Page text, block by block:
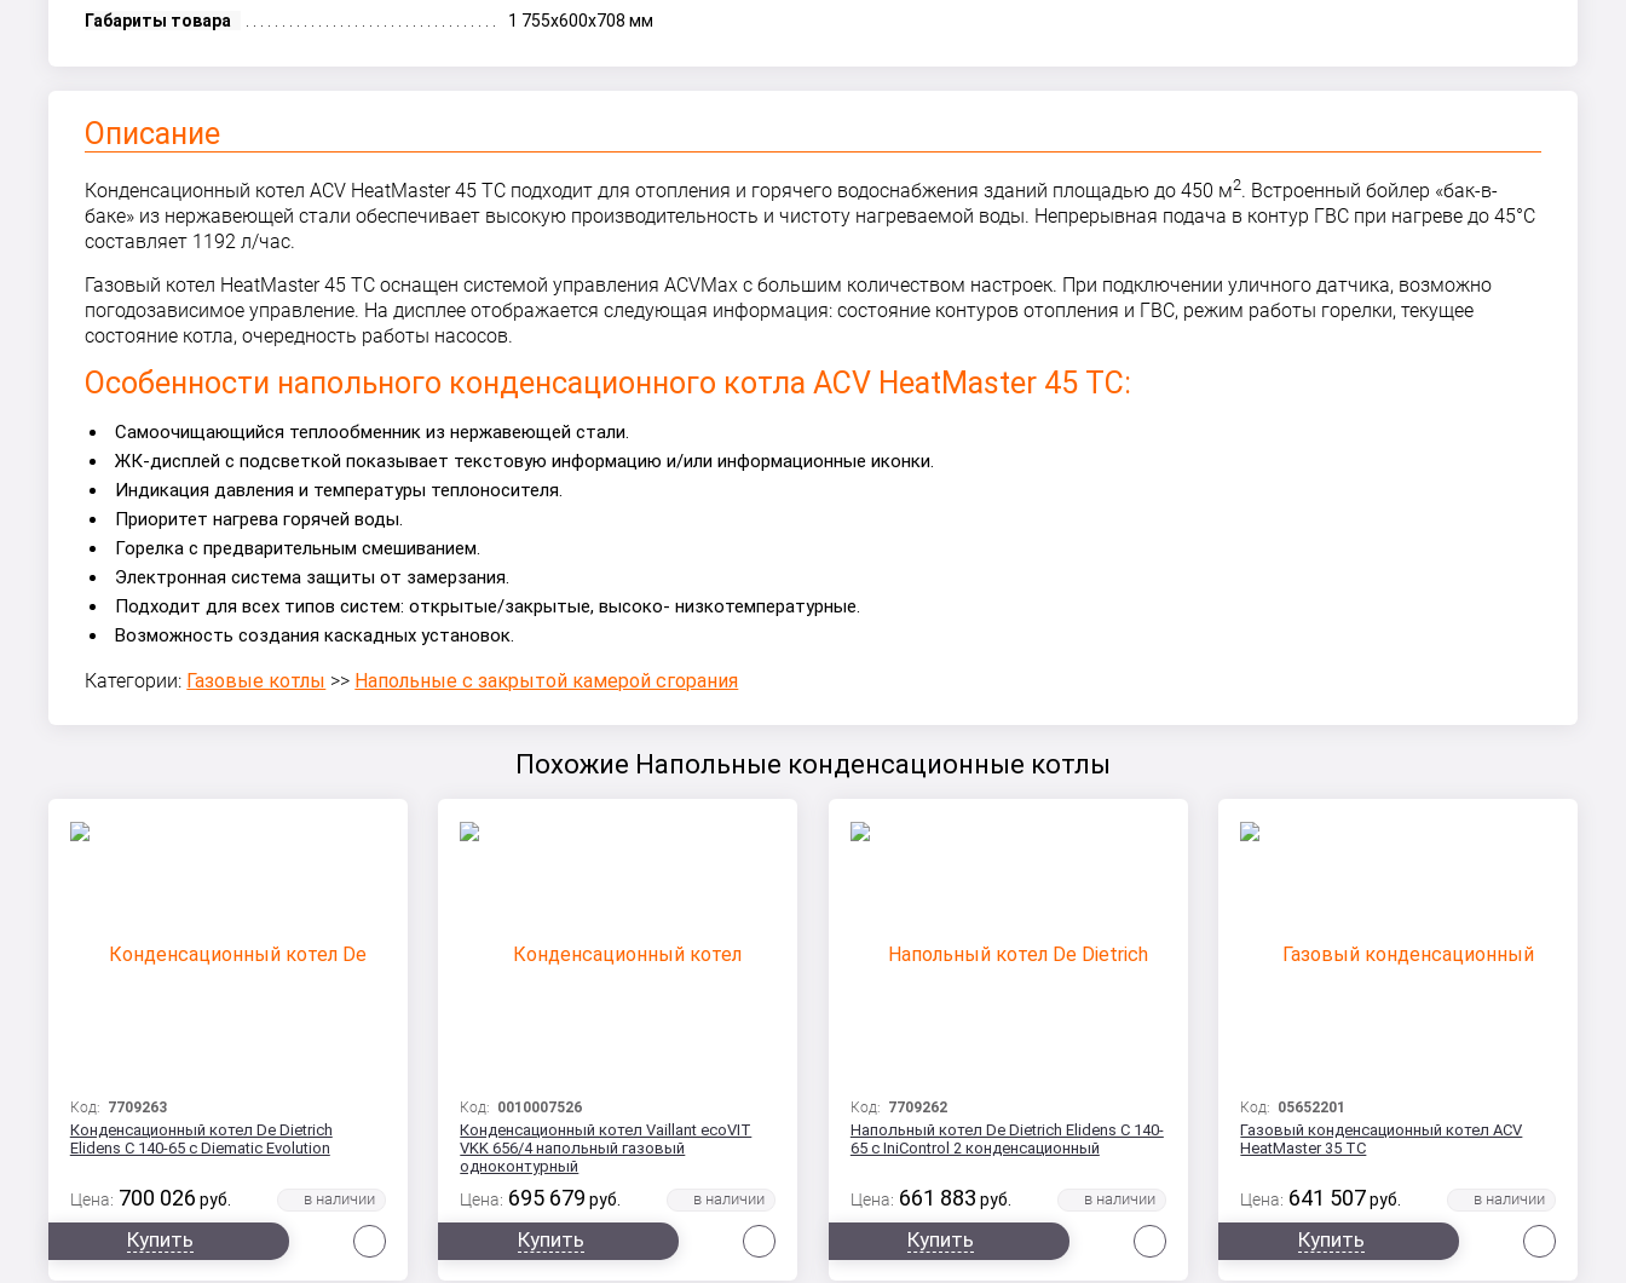
Габариты товара 1 755x600x708 мм
Описание
Конденсационный котел ACV HeatMaster 45 TC подходит для отопления и горячего водоснабжения зданий площадью до 450 м2. Встроенный бойлер «бак-в-
баке» из нержавеющей стали обеспечивает высокую производительность и чистоту нагреваемой воды. Непрерывная подача в контур ГВС при нагреве до 45°C
составляет 1192 л/час.
Газовый котел HeatMaster 45 TC оснащен системой управления ACVMax с большим количеством настроек. При подключении уличного датчика, возможно
погодозависимое управление. На дисплее отображается следующая информация: состояние контуров отопления и ГВС, режим работы горелки, текущее
состояние котла, очередность работы насосов.
Особенности напольного конденсационного котла ACV HeatMaster 45 TC:
Самоочищающийся теплообменник из нержавеющей стали.
ЖК-дисплей с подсветкой показывает текстовую информацию и/или информационные иконки.
Индикация давления и температуры теплоносителя.
Приоритет нагрева горячей воды.
Горелка с предварительным смешиванием.
Электронная система защиты от замерзания.
Подходит для всех типов систем: открытые/закрытые, высоко- низкотемпературные.
Возможность создания каскадных установок.
Категории: Газовые котлы >> Напольные с закрытой камерой сгорания
Похожие Напольные конденсационные котлы
Код: 7709263
Конденсационный котел De Dietrich
Elidens C 140-65 с Diematic Evolution
Цена: 700 026 руб.
Купить
Код: 0010007526
Конденсационный котел Vaillant ecoVIT
VKK 656/4 напольный газовый
одноконтурный
Цена: 695 679 руб.
Купить
Код: 7709262
Напольный котел De Dietrich Elidens C 140-
65 с IniControl 2 конденсационный
Цена: 661 883 руб.
Купить
Код: 05652201
Газовый конденсационный котел ACV
HeatMaster 35 TC
Цена: 641 507 руб.
Купить